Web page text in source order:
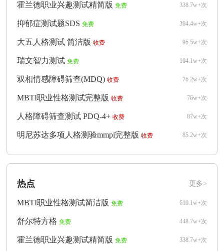
338.7w+次
霍兰德职业兴趣测试精简版 免费
304.4w+次
抑郁症测试题SDS 免费
95.5w+次
大五人格测试 简洁版 收费
104.1w+次
瑞文智力测试 免费
76.2w+次
双相情感障碍筛查(MDQ) 收费
76w+次
MBTI职业性格测试完整版 收费
87w+次
人格障碍筛查测试 PDQ-4+ 收费
85.2w+次
明尼苏达多项人格测验mmpi完整版 收费
更多>
热点
610.1w+次
MBTI职业性格测试简洁版 免费
448.7w+次
舒尔特方格 免费
338.7w+次
霍兰德职业兴趣测试精简版 免费